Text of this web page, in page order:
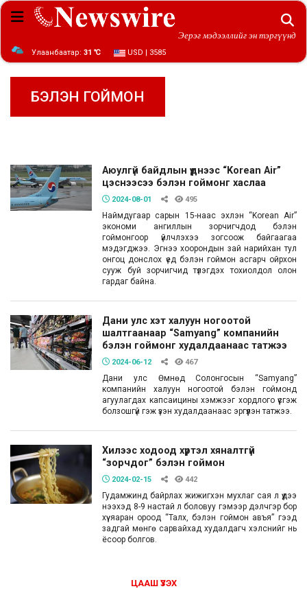
Эерэг мэдээллийг эн тэргүүнд
Улаанбаатар: 31 ℃ USD | 3585
БЭЛЭН ГОЙМОН
Аюулгүй байдлын үүднээс “Korean Air”
цэснээсээ бэлэн гоймонг хаслаа
2024-08-01 495
Наймдугаар сарын 15-наас эхлэн “Korean Air”
экономи ангиллын зорчигчдод бэлэн
гоймонгоор үйлчлэхээ зогсоож байгаагаа
мэдэгджээ. Эгнээ хоорондын зай нарийхан тул
онгоц донслох үед бэлэн гоймон асгарч ойрхон
сууж буй зорчигчид түлэгдэх тохиолдол олон
гардаг байна.
Дани улс хэт халуун ногоотой
шалтгаанаар “Samyang” компанийн
бэлэн гоймонг худалдаанаас татжээ
2024-06-12 467
Дани улс Өмнөд Солонгосын “Samyang”
компанийн халуун ногоотой бэлэн гоймонд
агуулагдах капсаицины хэмжээг хордлого үүсгэж
болзошгүй гэж үзэн худалдаанаас эргүүлэн татжээ.
Хилээс ходоод хүртэл хяналтгүй
“зорчдог” бэлэн гоймон
2024-02-15 442
Гудамжинд байрлах жижигхэн мухлаг сая л үүдээ
нээхэд 8-9 настай л боловуу гэмээр дэлчгэр бор
хүү яаран ороод “Талх, бэлэн гоймон авъя” гээд
задгай мөнгө сарвайхад худалдагч хэлснийг нь
ёсоор болгов.
ЦААШ ҮЗЭХ